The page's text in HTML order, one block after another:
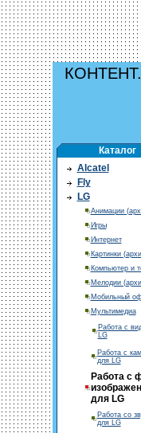
Каталог
Alcatel
Fly
LG
Анимации
Игры
Интернет
Картинки
Компьютер и
Мелодии
Мобильный
Мультимедиа
Работа с
LG
Работа с
для LG
Работа с
для LG
Работа со
для LG